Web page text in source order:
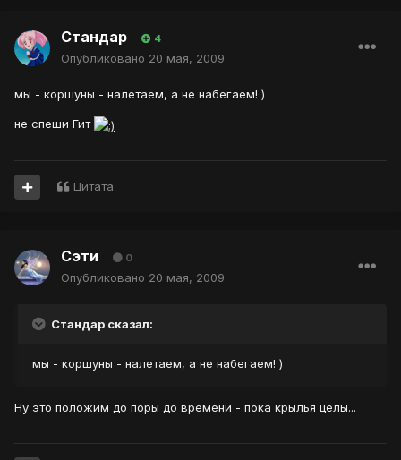
Стандар 4
Опубликовано 20 мая, 2009
мы - коршуны - налетаем, а не набегаем! )
не спеши Гит
Цитата
Сэти 0
Опубликовано 20 мая, 2009
Стандар сказал:
мы - коршуны - налетаем, а не набегаем! )
Ну это положим до поры до времени - пока крылья целы...